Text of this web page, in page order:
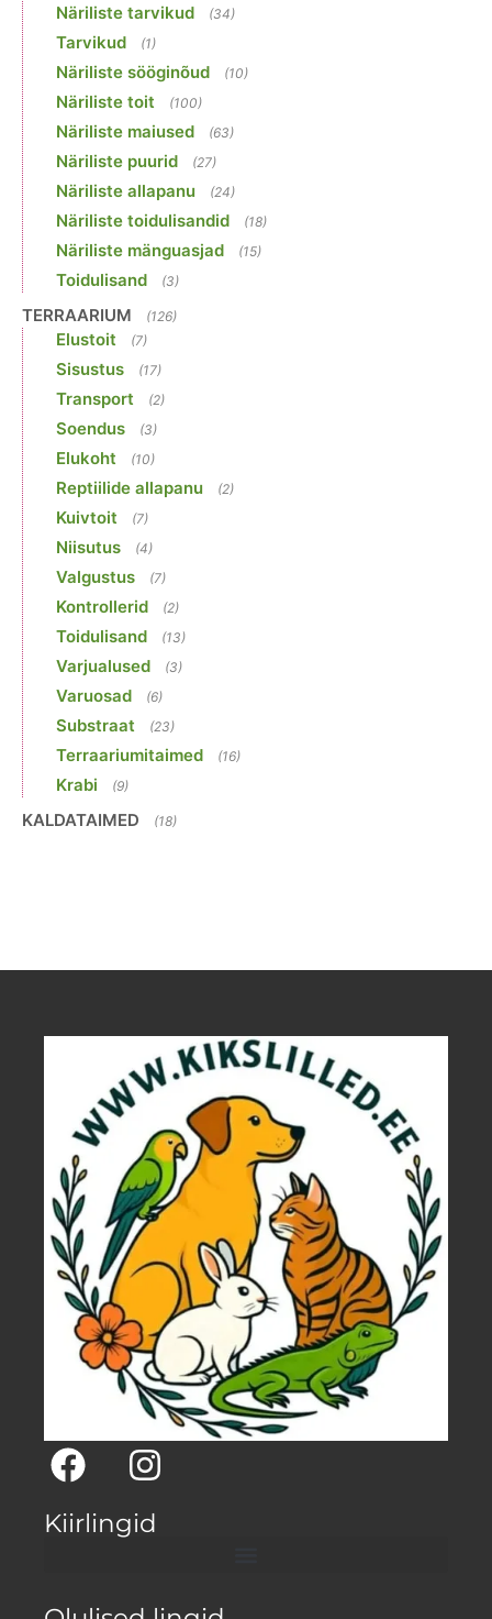
Näriliste tarvikud (34)
Tarvikud (1)
Näriliste sööginõud (10)
Näriliste toit (100)
Näriliste maiused (63)
Näriliste puurid (27)
Näriliste allapanu (24)
Näriliste toidulisandid (18)
Näriliste mänguasjad (15)
Toidulisand (3)
TERRAARIUM (126)
Elustoit (7)
Sisustus (17)
Transport (2)
Soendus (3)
Elukoht (10)
Reptiilide allapanu (2)
Kuivtoit (7)
Niisutus (4)
Valgustus (7)
Kontrollerid (2)
Toidulisand (13)
Varjualused (3)
Varuosad (6)
Substraat (23)
Terraariumitaimed (16)
Krabi (9)
KALDATAIMED (18)
Kiirlingid